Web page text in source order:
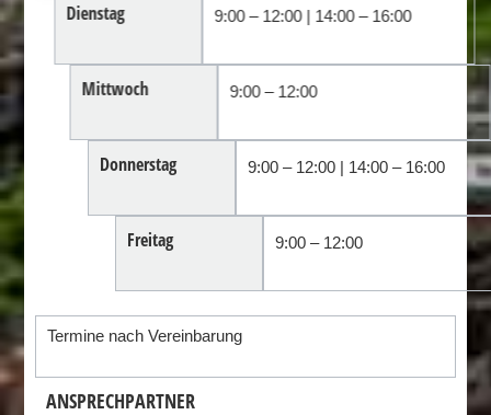
Dienstag 9:00 – 12:00 | 14:00 – 16:00
Mittwoch 9:00 – 12:00
Donnerstag 9:00 – 12:00 | 14:00 – 16:00
9:00 – 12:00
Termine nach Vereinbarung
ANSPRECHPARTNER